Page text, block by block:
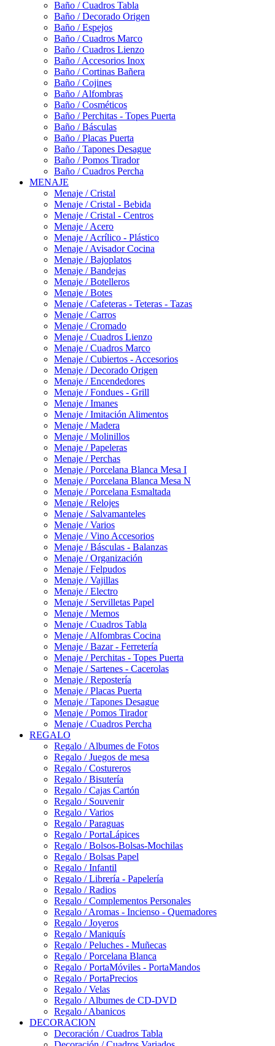
Baño / Cuadros Tabla
Baño / Decorado Origen
Baño / Espejos
Baño / Cuadros Marco
Baño / Cuadros Lienzo
Baño / Accesorios Inox
Baño / Cortinas Bañera
Baño / Cojines
Baño / Alfombras
Baño / Cosméticos
Baño / Perchitas - Topes Puerta
Baño / Básculas
Baño / Placas Puerta
Baño / Tapones Desague
Baño / Pomos Tirador
Baño / Cuadros Percha
MENAJE
Menaje / Cristal
Menaje / Cristal - Bebida
Menaje / Cristal - Centros
Menaje / Acero
Menaje / Acrílico - Plástico
Menaje / Avisador Cocina
Menaje / Bajoplatos
Menaje / Bandejas
Menaje / Botelleros
Menaje / Botes
Menaje / Cafeteras - Teteras - Tazas
Menaje / Carros
Menaje / Cromado
Menaje / Cuadros Lienzo
Menaje / Cuadros Marco
Menaje / Cubiertos - Accesorios
Menaje / Decorado Origen
Menaje / Encendedores
Menaje / Fondues - Grill
Menaje / Imanes
Menaje / Imitación Alimentos
Menaje / Madera
Menaje / Molinillos
Menaje / Papeleras
Menaje / Perchas
Menaje / Porcelana Blanca Mesa I
Menaje / Porcelana Blanca Mesa N
Menaje / Porcelana Esmaltada
Menaje / Relojes
Menaje / Salvamanteles
Menaje / Varios
Menaje / Vino Accesorios
Menaje / Básculas - Balanzas
Menaje / Organización
Menaje / Felpudos
Menaje / Vajillas
Menaje / Electro
Menaje / Servilletas Papel
Menaje / Memos
Menaje / Cuadros Tabla
Menaje / Alfombras Cocina
Menaje / Bazar - Ferretería
Menaje / Perchitas - Topes Puerta
Menaje / Sartenes - Cacerolas
Menaje / Repostería
Menaje / Placas Puerta
Menaje / Tapones Desague
Menaje / Pomos Tirador
Menaje / Cuadros Percha
REGALO
Regalo / Albumes de Fotos
Regalo / Juegos de mesa
Regalo / Costureros
Regalo / Bisutería
Regalo / Cajas Cartón
Regalo / Souvenir
Regalo / Varios
Regalo / Paraguas
Regalo / PortaLápices
Regalo / Bolsos-Bolsas-Mochilas
Regalo / Bolsas Papel
Regalo / Infantil
Regalo / Librería - Papelería
Regalo / Radios
Regalo / Complementos Personales
Regalo / Aromas - Incienso - Quemadores
Regalo / Joyeros
Regalo / Maniquís
Regalo / Peluches - Muñecas
Regalo / Porcelana Blanca
Regalo / PortaMóviles - PortaMandos
Regalo / PortaPrecios
Regalo / Velas
Regalo / Albumes de CD-DVD
Regalo / Abanicos
DECORACION
Decoración / Cuadros Tabla